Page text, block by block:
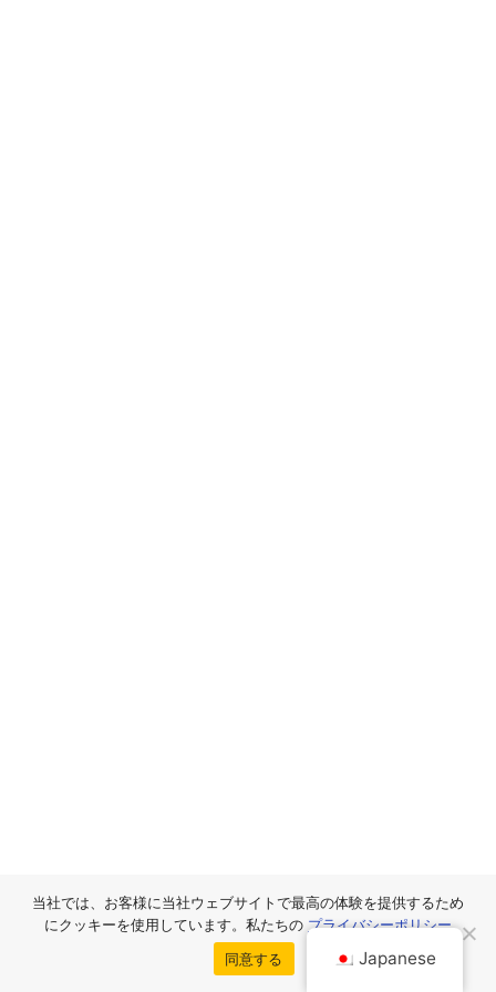
Japanese
当社では、お客様に当社ウェブサイトで最高の体験を提供するため
にクッキーを使用しています。私たちの プライバシーポリシー
同意する